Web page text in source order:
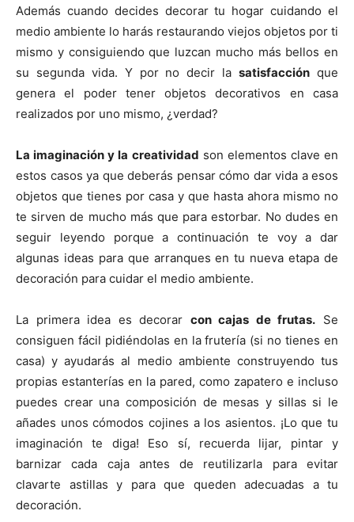
Además cuando decides decorar tu hogar cuidando el
medio ambiente lo harás restaurando viejos objetos por ti
mismo y consiguiendo que luzcan mucho más bellos en
su segunda vida. Y por no decir lasatisfacción que
genera el poder tener objetos decorativos en casa
realizados por uno mismo, ¿verdad?
La imaginación y la creatividad son elementos clave en
estos casos ya que deberás pensar cómo dar vida a esos
objetos que tienes por casa y que hasta ahora mismo no
te sirven de mucho más que para estorbar. No dudes en
seguir leyendo porque a continuación te voy a dar
algunas ideas para que arranques en tu nueva etapa de
decoración para cuidar el medio ambiente.
La primera idea es decorar con cajas de frutas. Se
consiguen fácil pidiéndolas en la frutería (si no tienes en
casa) y ayudarás al medio ambiente construyendo tus
propias estanterías en la pared, como zapatero e incluso
puedes crear una composición de mesas y sillas si le
añades unos cómodos cojines a los asientos. ¡Lo que tu
imaginación te diga! Eso sí, recuerda lijar, pintar y
barnizar cada caja antes de reutilizarla para evitar
clavarte astillas y para que queden adecuadas a tu
decoración.